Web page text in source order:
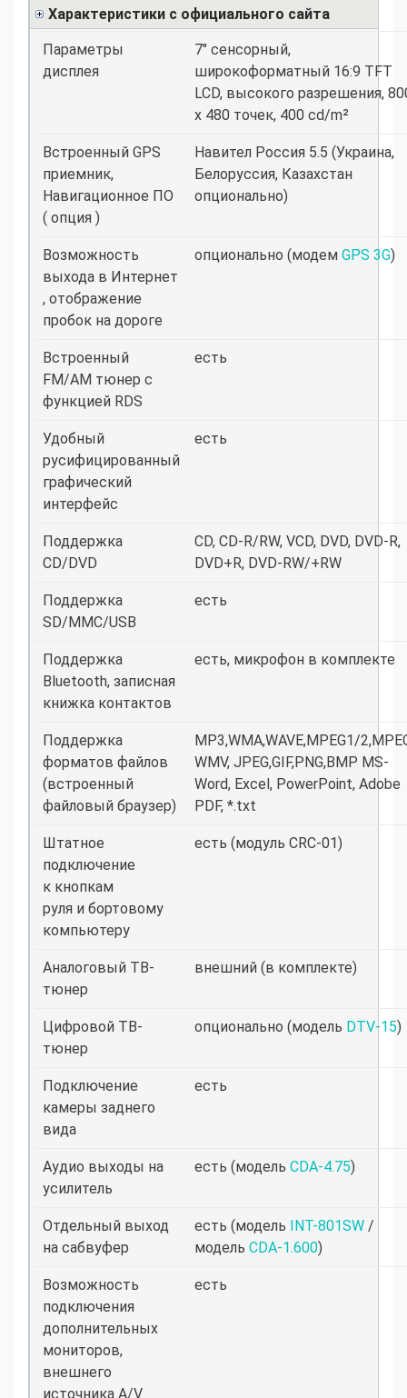
Характеристики с официального сайта
Параметры
дисплея
7" сенсорный,
широкоформатный 16:9 TFT
LCD, высокого разрешения,
х 480 точек, 400 cd/m²
Встроенный GPS
приемник,
Навигационное ПО
( опция )
Навител Россия 5.5 (Украина,
Белоруссия, Казахстан
опционально)
Возможность
выхода в Интернет
, отображение
пробок на дороге
опционально (модем GPS 3G)
Встроенный
FM/AM тюнер с
функцией RDS
есть
Удобный
русифицированный
графический
интерфейс
есть
Поддержка
CD/DVD
CD, CD-R/RW, VCD, DVD, DVD-R,
DVD+R, DVD-RW/+RW
Поддержка
SD/MMC/USB
есть
Поддержка
Bluetooth, записная
книжка контактов
есть, микрофон в комплекте
Поддержка
форматов файлов
(встроенный
файловый браузер)
MP3,WMA,WAVE,MPEG1/
WMV, JPEG,GIF,PNG,BMP MS-
Word, Excel, PowerPoint, Adobe
PDF, *.txt
Штатное
подключение
к кнопкам
руля и бортовому
компьютеру
есть (модуль CRC-01)
Аналоговый ТВ-
тюнер
внешний (в комплекте)
Цифровой ТВ-
тюнер
опционально (модель DTV-15)
Подключение
камеры заднего
вида
есть
Аудио выходы на
усилитель
есть (модель CDA-4.75)
Отдельный выход
на сабвуфер
есть (модель INT-801SW /
модель CDA-1.600)
Возможность
подключения
дополнительных
мониторов,
внешнего
источника A/V
есть